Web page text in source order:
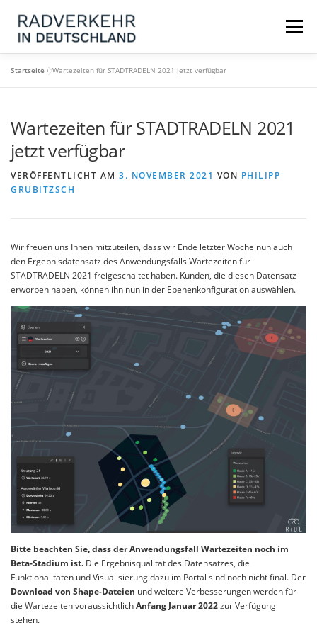
Inhalt
springen
Menü
MARKTPLATZ / DATENPORTAL
Startseite »Wartezeiten für STADTRADELN 2021 jetzt verfügbar
Wartezeiten für STADTRADELN 2021
jetzt verfügbar
VERÖFFENTLICHT AM 3. NOVEMBER 2021 VON PHILIPP
GRUBITZSCH
Wir freuen uns Ihnen mitzuteilen, dass wir Ende letzter Woche nun auch
den Ergebnisdatensatz des Anwendungsfalls Wartezeiten für
STADTRADELN 2021 freigeschaltet haben. Kunden, die diesen Datensatz
erworben haben, können ihn nun in der Ebenenkonfiguration auswählen.
Bitte beachten Sie, dass der Anwendungsfall Wartezeiten noch im
Beta-Stadium ist. Die Ergebnisqualität des Datensatzes, die
Funktionalitäten und Visualisierung dazu im Portal sind noch nicht final. Der
Download von Shape-Dateien und weitere Verbesserungen werden für
die Wartezeiten voraussichtlichAnfang Januar 2022zur Verfügung
stehen.